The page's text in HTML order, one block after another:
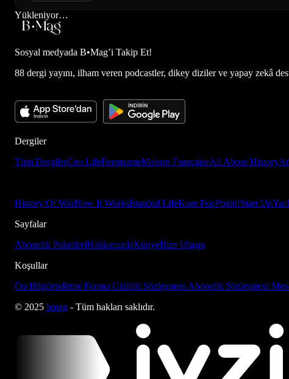
Yükleniyor…
Sosyal medyada B•Mag’i Takip Et!
88 dergi yayını, ilham veren podcastler, dikey diziler ve yapay zekâ
Dergiler
Tüm DergilerCeo LifeFormsanteMaison FrançaiseAll About History
History Of WarHow It Worksİstanbul LifeKore PopPozitifStart Up
Sayfalar
Abonelik PaketleriHakkımızdaKünyeBize Ulaşın
Koşullar
Ön Bilgilendirme Formu Gizlilik Sözleşmesi Abonelik Sözleşmesi
© 2025 bmag - Tüm hakları saklıdır.